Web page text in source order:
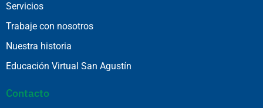
Servicios
Trabaje con nosotros
Nuestra historia
Educación Virtual San Agustín
Contacto